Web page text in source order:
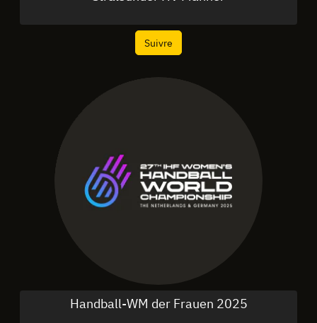
Suivre
Handball-WM der Frauen 2025